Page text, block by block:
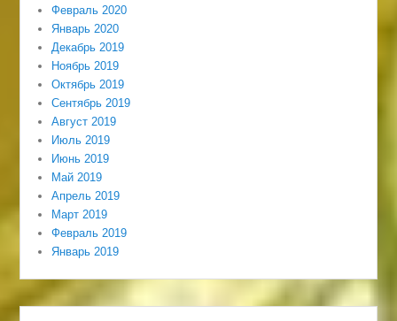
Февраль 2020
Январь 2020
Декабрь 2019
Ноябрь 2019
Октябрь 2019
Сентябрь 2019
Август 2019
Июль 2019
Июнь 2019
Май 2019
Апрель 2019
Март 2019
Февраль 2019
Январь 2019